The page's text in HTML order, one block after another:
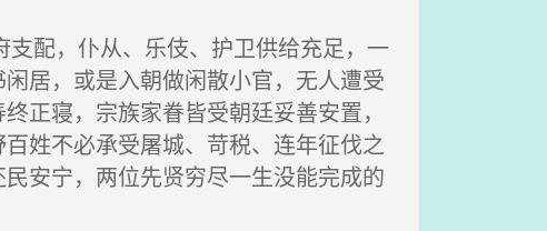
配，仆从、乐伎、护卫供给充足，一
居，或是入朝做闲散小官，无人遭受
正寝，宗族家眷皆受朝廷妥善安置，
姓不必承受屠城、苛税、连年征伐之
安宁，两位先贤穷尽一生没能完成的